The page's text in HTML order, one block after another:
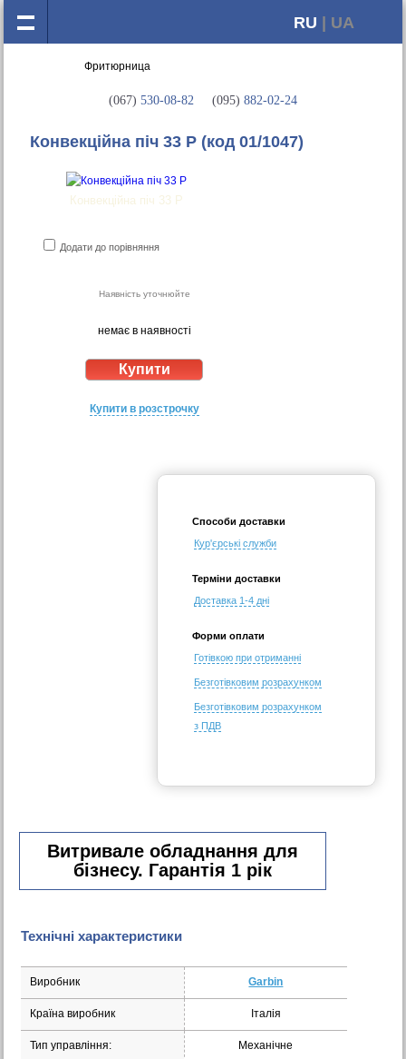
RU | UA
(067) 530-08-82 (095) 882-02-24
Конвекційна піч 33 Р (код 01/1047)
Конвекційна піч 33 Р
Додати до порівняння
Наявність уточнюйте
немає в наявності
Купити в розстрочку
Способи доставки
Кур'єрські служби
Терміни доставки
Доставка 1-4 дні
Форми оплати
Готівкою при отриманні
Безготівковим розрахунком
Безготівковим розрахунком
з ПДВ
Витривале обладнання для
бізнесу. Гарантія 1 рік
Технічні характеристики
Виробник Garbin
Країна виробник Італія
Тип управління: Механічне